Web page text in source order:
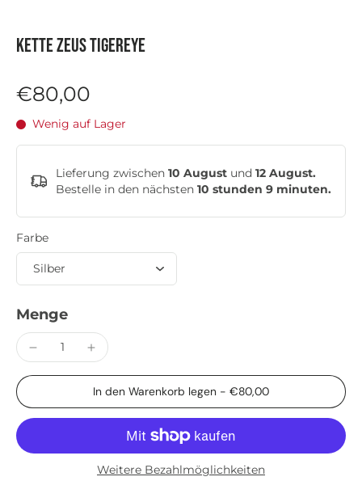
Kette ZEUS TIGEREYE
€80,00
Wenig auf Lager
Lieferung zwischen 10 August und 12 August.
Bestelle in den nächsten 10 stunden 9 minuten.
Farbe
Menge
In den Warenkorb legen - €80,00
Weitere Bezahlmöglichkeiten